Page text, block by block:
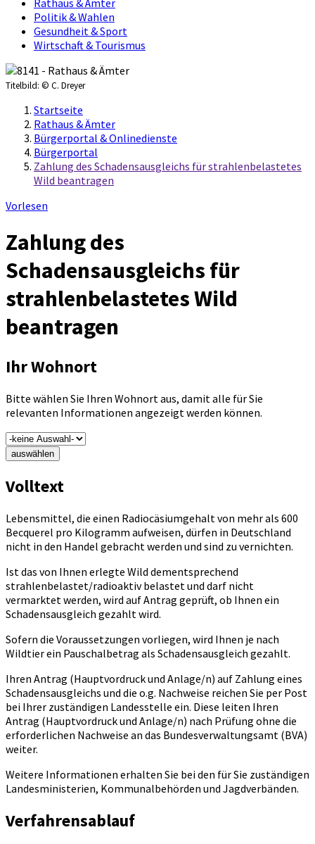
Rathaus & Ämter
Politik & Wahlen
Gesundheit & Sport
Wirtschaft & Tourismus
Titelbild: © C. Dreyer
Startseite
Rathaus & Ämter
Bürgerportal & Onlinedienste
Bürgerportal
Zahlung des Schadensausgleichs für strahlenbelastetes
Wild beantragen
Vorlesen
Zahlung des
Schadensausgleichs für
strahlenbelastetes Wild
beantragen
Ihr Wohnort
Bitte wählen Sie Ihren Wohnort aus, damit alle für Sie
relevanten Informationen angezeigt werden können.
auswählen
Volltext
Lebensmittel, die einen Radiocäsiumgehalt von mehr als 600
Becquerel pro Kilogramm aufweisen, dürfen in Deutschland
nicht in den Handel gebracht werden und sind zu vernichten.
Ist das von Ihnen erlegte Wild dementsprechend
strahlenbelastet/radioaktiv belastet und darf nicht
vermarktet werden, wird auf Antrag geprüft, ob Ihnen ein
Schadensausgleich gezahlt wird.
Sofern die Voraussetzungen vorliegen, wird Ihnen je nach
Wildtier ein Pauschalbetrag als Schadensausgleich gezahlt.
Ihren Antrag (Hauptvordruck und Anlage/n) auf Zahlung eines
Schadensausgleichs und die o.g. Nachweise reichen Sie per Post
bei Ihrer zuständigen Landesstelle ein. Diese leiten Ihren
Antrag (Hauptvordruck und Anlage/n) nach Prüfung ohne die
erforderlichen Nachweise an das Bundesverwaltungsamt (BVA)
weiter.
Weitere Informationen erhalten Sie bei den für Sie zuständigen
Landesministerien, Kommunalbehörden und Jagdverbänden.
Verfahrensablauf